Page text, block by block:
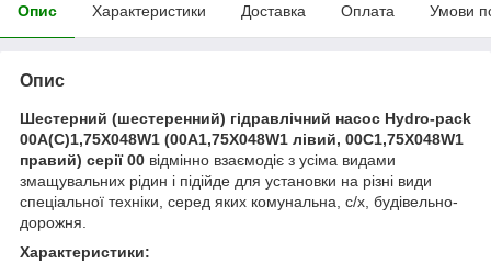
Опис Характеристики Доставка Оплата Умови
Опис
Шестерний (шестеренний) гідравлічний насос Hydro-pack
00A(C)1,75X048W1 (00A1,75X048W1 лівий, 00C1,75X048W1
правий) серії 00 відмінно взаємодіє з усіма видами
змащувальних рідин і підійде для установки на різні види
спеціальної техніки, серед яких комунальна, с/х, будівельно-
дорожня.
Характеристики: